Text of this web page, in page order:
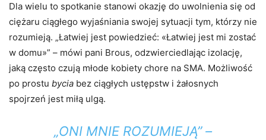
Dla wielu to spotkanie stanowi okazję do uwolnienia się od
ciężaru ciągłego wyjaśniania swojej sytuacji tym, którzy nie
rozumieją. „Łatwiej jest powiedzieć: «Łatwiej jest mi zostać
w domu»” – mówi pani Brous, odzwierciedlając izolację,
jaką często czują młode kobiety chore na SMA. Możliwość
po prostu bycia bez ciągłych ustępstw i żałosnych
spojrzeń jest miłą ulgą.
„ONI MNIE ROZUMIEJĄ” –